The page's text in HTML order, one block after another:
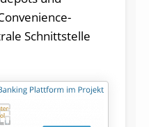
Schnittstelle